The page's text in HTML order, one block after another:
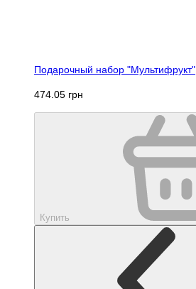
Подарочный набор "Мультифрукт"
474.05 грн
Купить